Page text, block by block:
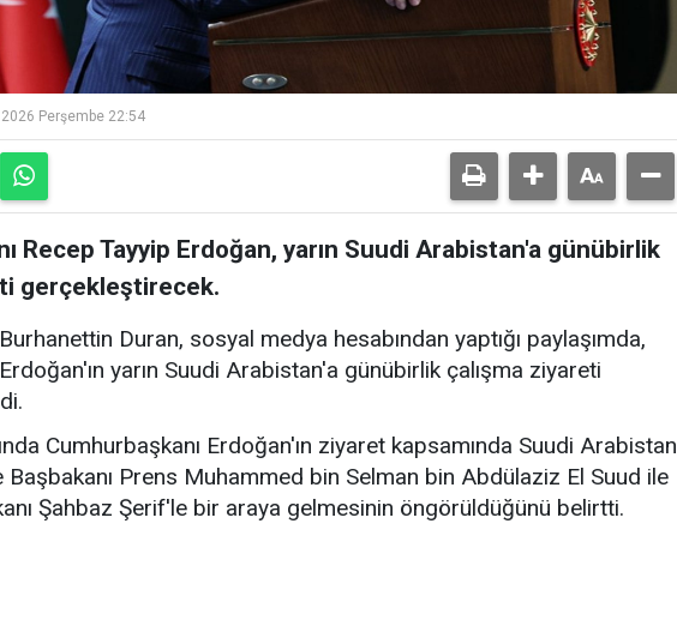
Perşembe 22:54
Recep Tayyip Erdoğan, yarın Suudi Arabistan'a günübirlik
gerçekleştirecek.
Duran, sosyal medya hesabından yaptığı paylaşımda,
yarın Suudi Arabistan'a günübirlik çalışma ziyareti
Cumhurbaşkanı Erdoğan'ın ziyaret kapsamında Suudi Arabistan
Başbakanı Prens Muhammed bin Selman bin Abdülaziz El Suud ile
Şahbaz Şerif'le bir araya gelmesinin öngörüldüğünü belirtti.